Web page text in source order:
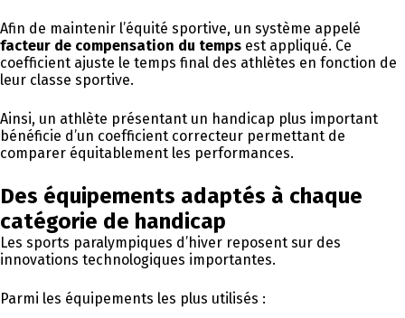
Afin de maintenir l’équité sportive, un système appelé
facteur de compensation du temps est appliqué. Ce
coefficient ajuste le temps final des athlètes en fonction de
leur classe sportive.
Ainsi, un athlète présentant un handicap plus important
bénéficie d’un coefficient correcteur permettant de
comparer équitablement les performances.
Des équipements adaptés à chaque
catégorie de handicap
Les sports paralympiques d’hiver reposent sur des
innovations technologiques importantes.
Parmi les équipements les plus utilisés :